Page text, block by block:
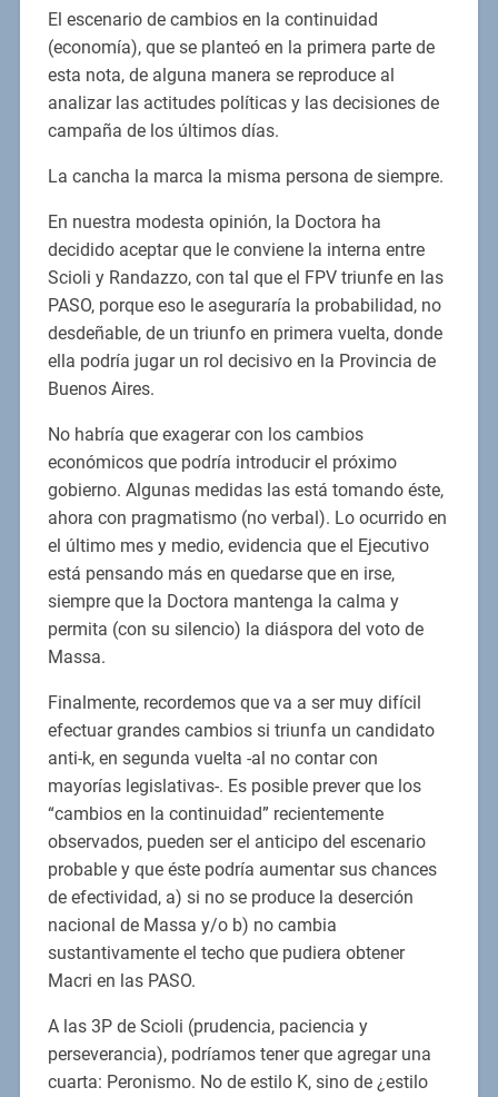
El escenario de cambios en la continuidad
(economía), que se planteó en la primera parte de
esta nota, de alguna manera se reproduce al
analizar las actitudes políticas y las decisiones de
campaña de los últimos días.
La cancha la marca la misma persona de siempre.
En nuestra modesta opinión, la Doctora ha
decidido aceptar que le conviene la interna entre
Scioli y Randazzo, con tal que el FPV triunfe en las
PASO, porque eso le aseguraría la probabilidad, no
desdeñable, de un triunfo en primera vuelta, donde
ella podría jugar un rol decisivo en la Provincia de
Buenos Aires.
No habría que exagerar con los cambios
económicos que podría introducir el próximo
gobierno. Algunas medidas las está tomando éste,
ahora con pragmatismo (no verbal). Lo ocurrido en
el último mes y medio, evidencia que el Ejecutivo
está pensando más en quedarse que en irse,
siempre que la Doctora mantenga la calma y
permita (con su silencio) la diáspora del voto de
Massa.
Finalmente, recordemos que va a ser muy difícil
efectuar grandes cambios si triunfa un candidato
anti-k, en segunda vuelta -al no contar con
mayorías legislativas-. Es posible prever que los
“cambios en la continuidad” recientemente
observados, pueden ser el anticipo del escenario
probable y que éste podría aumentar sus chances
de efectividad, a) si no se produce la deserción
nacional de Massa y/o b) no cambia
sustantivamente el techo que pudiera obtener
Macri en las PASO.
A las 3P de Scioli (prudencia, paciencia y
perseverancia), podríamos tener que agregar una
cuarta: Peronismo. No de estilo K, sino de ¿estilo